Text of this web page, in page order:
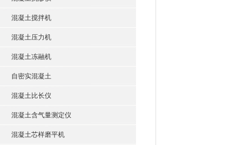
混凝土搅拌机
混凝土压力机
混凝土冻融机
自密实混凝土
混凝土比长仪
混凝土含气量测定仪
混凝土芯样磨平机